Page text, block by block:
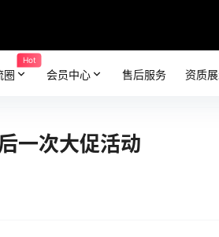
圈
Hot
会员中心 售后服务 资质
一次大促活动